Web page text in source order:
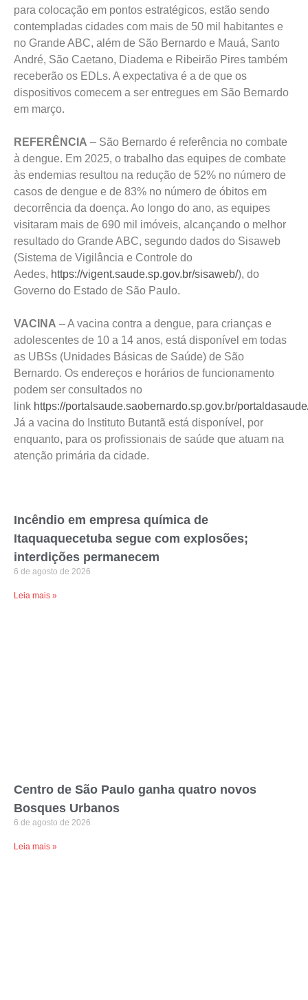
para colocação em pontos estratégicos, estão sendo
contempladas cidades com mais de 50 mil habitantes e
no Grande ABC, além de São Bernardo e Mauá, Santo
André, São Caetano, Diadema e Ribeirão Pires também
receberão os EDLs. A expectativa é a de que os
dispositivos comecem a ser entregues em São Bernardo
em março.
REFERÊNCIA – São Bernardo é referência no combate
à dengue. Em 2025, o trabalho das equipes de combate
às endemias resultou na redução de 52% no número de
casos de dengue e de 83% no número de óbitos em
decorrência da doença. Ao longo do ano, as equipes
visitaram mais de 690 mil imóveis, alcançando o melhor
resultado do Grande ABC, segundo dados do Sisaweb
(Sistema de Vigilância e Controle do
Aedes, https://vigent.saude.sp.gov.br/sisaweb/), do
Governo do Estado de São Paulo.
VACINA – A vacina contra a dengue, para crianças e
adolescentes de 10 a 14 anos, está disponível em todas
as UBSs (Unidades Básicas de Saúde) de São
Bernardo. Os endereços e horários de funcionamento
podem ser consultados no
link https://portalsaude.saobernardo.sp.gov.br/
Já a vacina do Instituto Butantã está disponível, por
enquanto, para os profissionais de saúde que atuam na
atenção primária da cidade.
Incêndio em empresa química de
Itaquaquecetuba segue com explosões;
interdições permanecem
6 de agosto de 2026
Leia mais »
Centro de São Paulo ganha quatro novos
Bosques Urbanos
6 de agosto de 2026
Leia mais »